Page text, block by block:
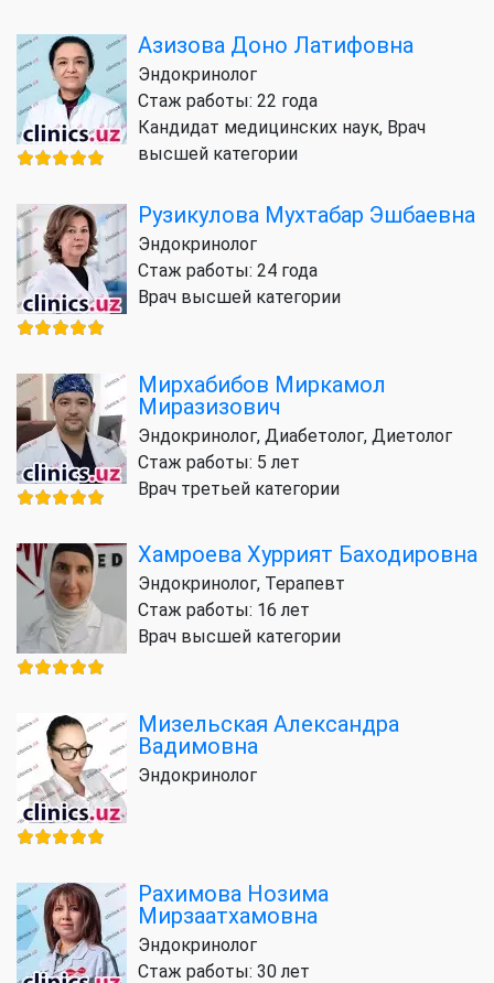
Азизова Доно Латифовна
Эндокринолог
Стаж работы: 22 года
Кандидат медицинских наук, Врач
высшей категории
Рузикулова Мухтабар Эшбаевна
Эндокринолог
Стаж работы: 24 года
Врач высшей категории
Мирхабибов Миркамол
Миразизович
Эндокринолог, Диабетолог, Диетолог
Стаж работы: 5 лет
Врач третьей категории
Хамроева Хуррият Баходировна
Эндокринолог, Терапевт
Стаж работы: 16 лет
Врач высшей категории
Мизельская Александра
Вадимовна
Эндокринолог
Рахимова Нозима
Мирзаатхамовна
Эндокринолог
Стаж работы: 30 лет